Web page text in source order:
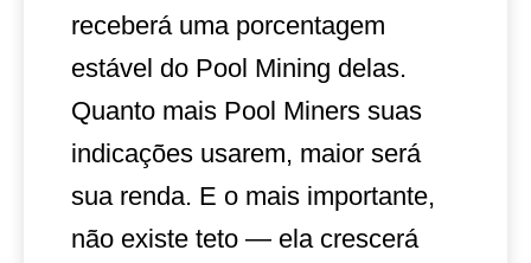
receberá uma porcentagem
estável do Pool Mining delas.
Quanto mais Pool Miners suas
indicações usarem, maior será
sua renda. E o mais importante,
não existe teto — ela crescerá